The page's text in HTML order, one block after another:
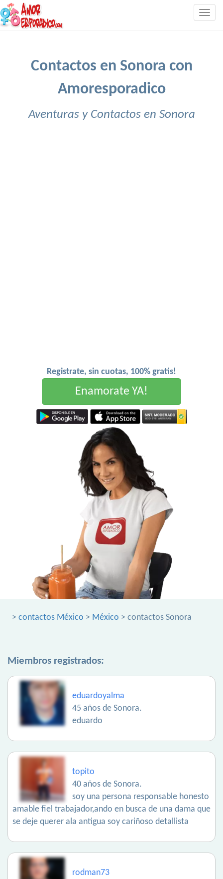
Contactos en Sonora con
Amoresporadico
Aventuras y Contactos en Sonora
Registrate, sin cuotas, 100% gratis!
Enamorate YA!
> contactos México > México > contactos Sonora
Miembros registrados:
eduardoyalma
45 años de Sonora.
eduardo
topito
40 años de Sonora.
soy una persona responsable honesto
amable fiel trabajador,ando en busca de una dama que
se deje querer ala antigua soy cariñoso detallista
rodman73